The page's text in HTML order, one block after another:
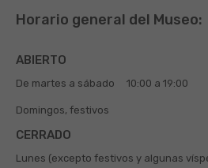
Horario general del Museo:
ABIERTO
De martes a sábado 10:00 a 19:00
Domingos, festivos
CERRADO
Lunes (excepto festivos y algunas